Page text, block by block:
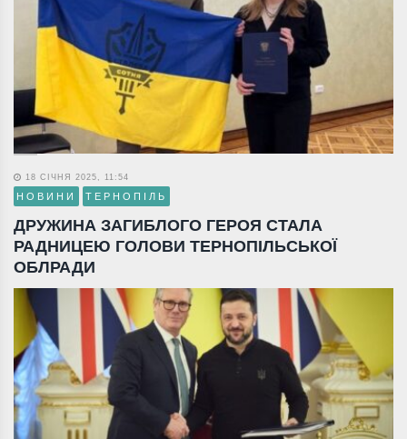
18 СІЧНЯ 2025, 11:54
НОВИНИ ТЕРНОПІЛЬ
ДРУЖИНА ЗАГИБЛОГО ГЕРОЯ СТАЛА
РАДНИЦЕЮ ГОЛОВИ ТЕРНОПІЛЬСЬКОЇ
ОБЛРАДИ